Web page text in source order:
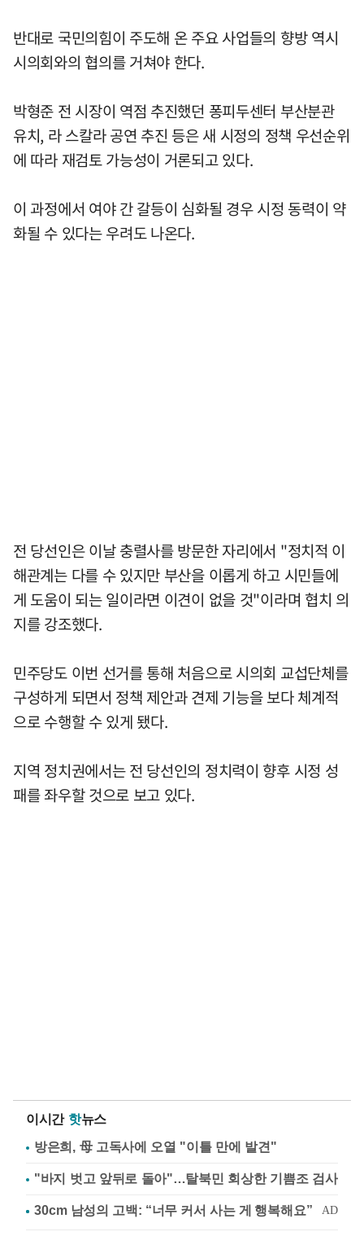
반대로 국민의힘이 주도해 온 주요 사업들의 향방 역시
시의회와의 협의를 거쳐야 한다.
박형준 전 시장이 역점 추진했던 퐁피두센터 부산분관
유치, 라 스칼라 공연 추진 등은 새 시정의 정책 우선순위
에 따라 재검토 가능성이 거론되고 있다.
이 과정에서 여야 간 갈등이 심화될 경우 시정 동력이 약
화될 수 있다는 우려도 나온다.
전 당선인은 이날 충렬사를 방문한 자리에서 "정치적 이
해관계는 다를 수 있지만 부산을 이롭게 하고 시민들에
게 도움이 되는 일이라면 이견이 없을 것"이라며 협치 의
지를 강조했다.
민주당도 이번 선거를 통해 처음으로 시의회 교섭단체를
구성하게 되면서 정책 제안과 견제 기능을 보다 체계적
으로 수행할 수 있게 됐다.
지역 정치권에서는 전 당선인의 정치력이 향후 시정 성
패를 좌우할 것으로 보고 있다.
이시간 핫뉴스
방은희, 母 고독사에 오열 "이틀 만에 발견"
"바지 벗고 앞뒤로 돌아"…탈북민 회상한 기쁨조 검사